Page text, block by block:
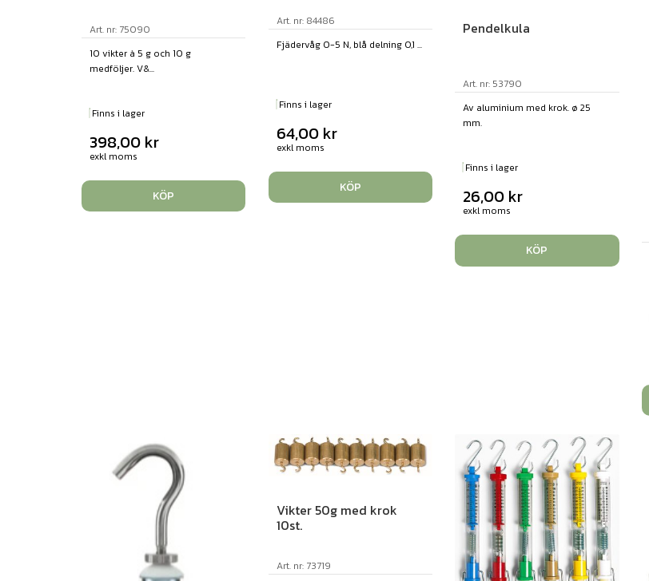
Art. nr: 75090
10 vikter à 5 g och 10 g
medföljer. V&...
Finns i lager
398,00 kr
exkl moms
KÖP
Art. nr: 84486
Fjädervåg 0-5 N, blå delning 0,1 ...
Finns i lager
64,00 kr
exkl moms
KÖP
Pendelkula
Art. nr: 53790
Av aluminium med krok. ø 25
mm.
Finns i lager
26,00 kr
exkl moms
KÖP
Vikter 50g med krok
10st.
Art. nr: 73719